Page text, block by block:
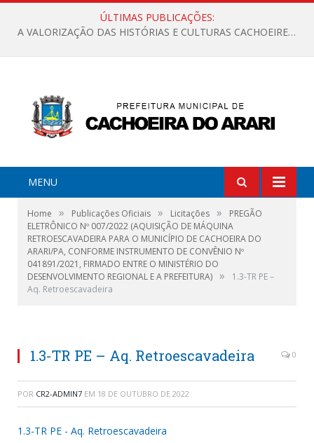
ÚLTIMAS PUBLICAÇÕES:
A VALORIZAÇÃO DAS HISTÓRIAS E CULTURAS CACHOEIRENSES
MENU
Home » Publicações Oficiais » Licitações »
PREGÃO
ELETRÔNICO Nº 007/2022 (AQUISIÇÃO DE MÁQUINA
RETROESCAVADEIRA PARA O MUNICÍPIO DE CACHOEIRA DO
ARARI/PA, CONFORME INSTRUMENTO DE CONVÊNIO Nº
041891/2021, FIRMADO ENTRE O MINISTÉRIO DO
DESENVOLVIMENTO REGIONAL E A PREFEITURA) »
1.3-TR PE –
Aq. Retroescavadeira
1.3-TR PE – Aq. Retroescavadeira 0
POR CR2-ADMIN7 EM 18 DE OUTUBRO DE 2022
1.3-TR PE - Aq. Retroescavadeira